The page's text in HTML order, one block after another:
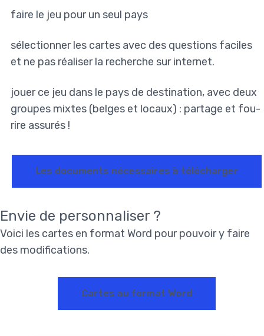
faire le jeu pour un seul pays
sélectionner les cartes avec des questions faciles
et ne pas réaliser la recherche sur internet.
jouer ce jeu dans le pays de destination, avec deux
groupes mixtes (belges et locaux) : partage et fou-
rire assurés !
Les documents nécessaires à télécharger
Envie de personnaliser ?
Voici les cartes en format Word pour pouvoir y faire
des modifications.
Cartes au format Word